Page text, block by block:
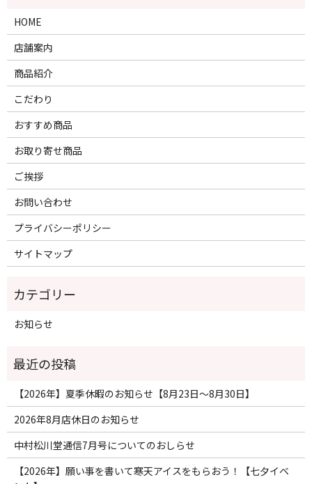
HOME
店舗案内
商品紹介
こだわり
おすすめ商品
お取り寄せ商品
ご挨拶
お問い合わせ
プライバシーポリシー
サイトマップ
お知らせ
【2026年】夏季休暇のお知らせ【8月23日〜8月30日】
2026年8月店休日のお知らせ
中村松川堂通信7月号についてのおしらせ
【2026年】願い事を書いて寒天アイスをもらおう！【七夕イベ